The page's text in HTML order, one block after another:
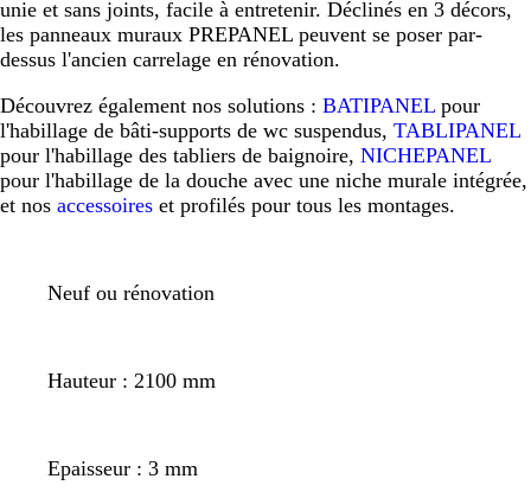
unie et sans joints, facile à entretenir. Déclinés en 3 décors,
les panneaux muraux PREPANEL peuvent se poser par-
dessus l'ancien carrelage en rénovation.
Découvrez également nos solutions : BATIPANEL pour
l'habillage de bâti-supports de wc suspendus, TABLIPANEL
pour l'habillage des tabliers de baignoire, NICHEPANEL
pour l'habillage de la douche avec une niche murale intégrée,
et nos accessoires et profilés pour tous les montages.
Neuf ou rénovation
Hauteur : 2100 mm
Epaisseur : 3 mm